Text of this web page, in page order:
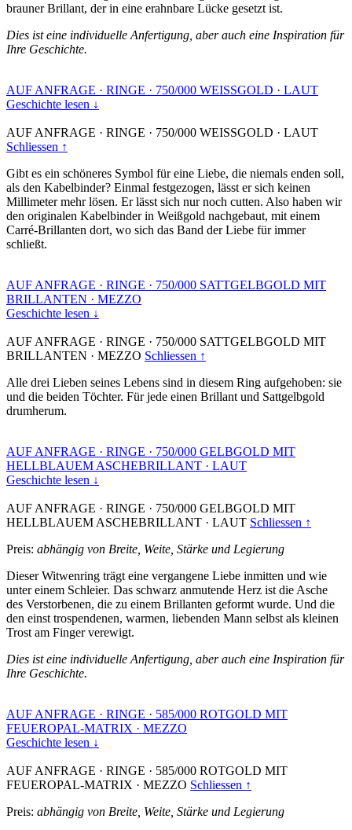
brauner Brillant, der in eine erahnbare Lücke gesetzt ist.
Dies ist eine individuelle Anfertigung, aber auch eine Inspiration für
Ihre Geschichte.
AUF ANFRAGE · RINGE · 750/000 WEISSGOLD · LAUT
Geschichte lesen ↓
AUF ANFRAGE · RINGE · 750/000 WEISSGOLD · LAUT
Schliessen ↑
Gibt es ein schöneres Symbol für eine Liebe, die niemals enden soll,
als den Kabelbinder? Einmal festgezogen, lässt er sich keinen
Millimeter mehr lösen. Er lässt sich nur noch cutten. Also haben wir
den originalen Kabelbinder in Weißgold nachgebaut, mit einem
Carré-Brillanten dort, wo sich das Band der Liebe für immer
schließt.
AUF ANFRAGE · RINGE · 750/000 SATTGELBGOLD MIT
BRILLANTEN · MEZZO
Geschichte lesen ↓
AUF ANFRAGE · RINGE · 750/000 SATTGELBGOLD MIT
BRILLANTEN · MEZZO Schliessen ↑
Alle drei Lieben seines Lebens sind in diesem Ring aufgehoben: sie
und die beiden Töchter. Für jede einen Brillant und Sattgelbgold
drumherum.
AUF ANFRAGE · RINGE · 750/000 GELBGOLD MIT
HELLBLAUEM ASCHEBRILLANT · LAUT
Geschichte lesen ↓
AUF ANFRAGE · RINGE · 750/000 GELBGOLD MIT
HELLBLAUEM ASCHEBRILLANT · LAUT Schliessen ↑
Preis: abhängig von Breite, Weite, Stärke und Legierung
Dieser Witwenring trägt eine vergangene Liebe inmitten und wie
unter einem Schleier. Das schwarz anmutende Herz ist die Asche
des Verstorbenen, die zu einem Brillanten geformt wurde. Und die
den einst trospendenen, warmen, liebenden Mann selbst als kleinen
Trost am Finger verewigt.
Dies ist eine individuelle Anfertigung, aber auch eine Inspiration für
Ihre Geschichte.
AUF ANFRAGE · RINGE · 585/000 ROTGOLD MIT
FEUEROPAL-MATRIX · MEZZO
Geschichte lesen ↓
AUF ANFRAGE · RINGE · 585/000 ROTGOLD MIT
FEUEROPAL-MATRIX · MEZZO Schliessen ↑
Preis: abhängig von Breite, Weite, Stärke und Legierung